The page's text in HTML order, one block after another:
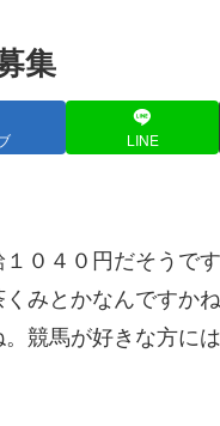
集
LINE
０４０円だそうで
みとかなんですか
競馬が好きな方に